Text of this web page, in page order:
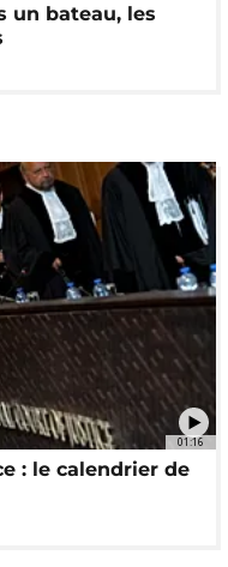
un bateau, les
01:16
: le calendrier de